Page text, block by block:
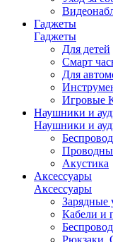
Гаджеты
Гаджеты
Для детей
Смарт
Для
Игровые
Наушники и
Наушники и
Акустика
Аксессуары
Аксессуары
Зарядные
Кабели и
Рюкзаки,